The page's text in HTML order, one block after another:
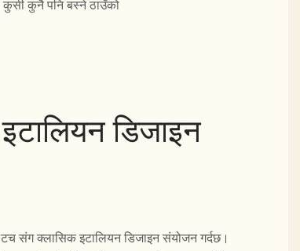
कुनै पनि बस्ने ठाउँको
डिजाइन
संग क्लासिक इटालियन डिजाइन संयोजन गर्दछ।